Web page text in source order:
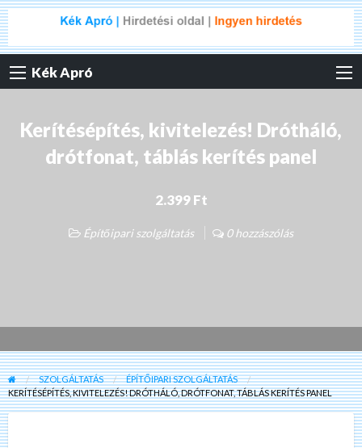
Kék Apró
Kerítésépítés, kivitelezés! Drótháló,
drótfonat, táblás kerítés panel
2.399 Ft
Építőipari szolgáltatás 0 hozzászólás
SZOLGÁLTATÁS
ÉPÍTŐIPARI SZOLGÁLTATÁS
KERÍTÉSÉPÍTÉS, KIVITELEZÉS! DRÓTHÁLÓ, DRÓTFONAT, TÁBLÁS KERÍTÉS PANEL